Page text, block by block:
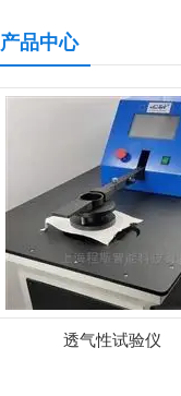
产品中心
透气性试验仪